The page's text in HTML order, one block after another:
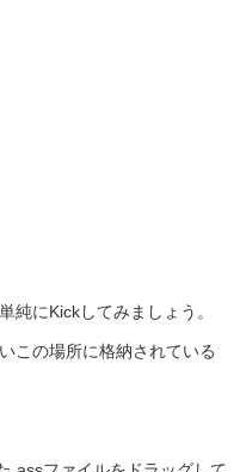
純にKickしてみましょう。
この場所に格納されている